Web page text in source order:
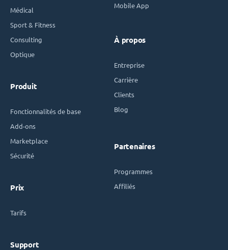
Médical
Sport & Fitness
Consulting
Optique
Produit
Fonctionnalités de base
Add-ons
Marketplace
Sécurité
Prix
Tarifs
Support
Mobile App
À propos
Entreprise
Carrière
Clients
Blog
Partenaires
Programmes
Affiliés